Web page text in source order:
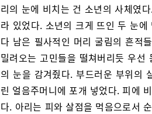
리의 눈에 비치는 건 소년의 사체였
라 있었다. 소년의 크게 뜨인 두 눈
다 남은 필사적인 머리 굴림의 흔적
밀려오는 고민들을 떨쳐버리듯 우
의 눈을 감겨줬다. 부드러운 부위의
린 얼음주머니에 포개 넣었다. 피에
다. 아리는 피와 살점을 먹음으로서